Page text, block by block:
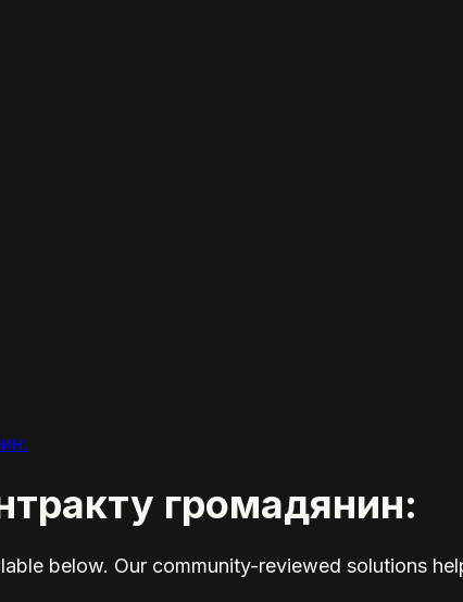
громадянин:
below. Our community-reviewed solutions